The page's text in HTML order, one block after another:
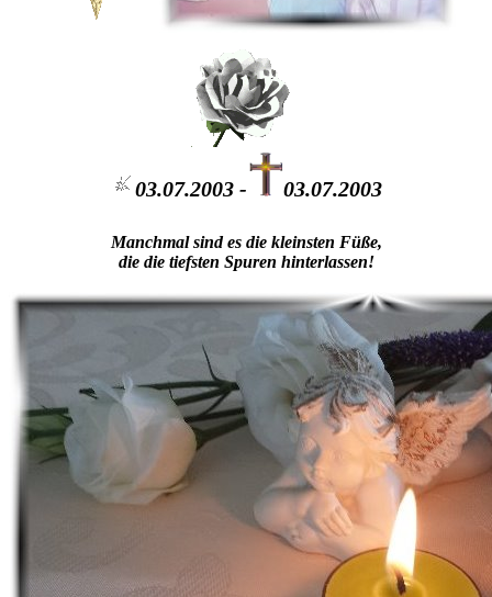
03.07.2003 - 03.07.2003
Manchmal sind es die kleinsten Füße,
die die tiefsten Spuren hinterlassen!